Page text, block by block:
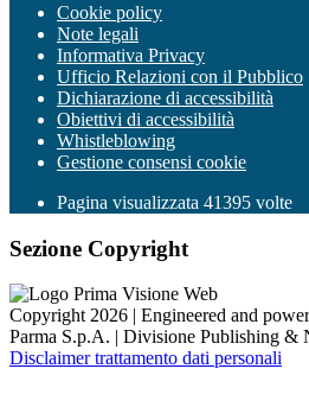
Cookie policy
Note legali
Informativa Privacy
Ufficio Relazioni con il Pubblico
Dichiarazione di accessibilità
Obiettivi di accessibilità
Whistleblowing
Gestione consensi cookie
Pagina visualizzata 41395 volte
Sezione Copyright
Copyright 2026 | Engineered and
Parma S.p.A. | Divisione Publishing &
Disclaimer trattamento dati personali